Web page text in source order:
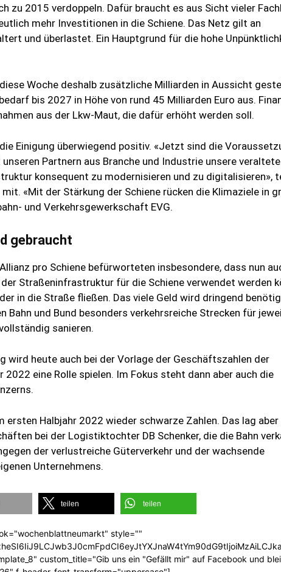
zu 2015 verdoppeln. Dafür braucht es aus Sicht vieler
mehr Investitionen in die Schiene. Das Netz gilt an
und überlastet. Ein Hauptgrund für die hohe
Woche deshalb zusätzliche Milliarden in Aussicht
bis 2027 in Höhe von rund 45 Milliarden Euro aus.
aus der Lkw-Maut, die dafür erhöht werden soll.
Einigung überwiegend positiv. «Jetzt sind die
Partnern aus Branche und Industrie unsere
konsequent zu modernisieren und zu digitalisieren»,
«Mit der Stärkung der Schiene rücken die Klimaziele in
und Verkehrsgewerkschaft EVG.
gebraucht
pro Schiene befürworteten insbesondere, dass nun
Straßeninfrastruktur für die Schiene verwendet werden
in die Straße fließen. Das viele Geld wird dringend
Bahn und Bund besonders verkehrsreiche Strecken für
sanieren.
wird heute auch bei der Vorlage der Geschäftszahlen der
2022 eine Rolle spielen. Im Fokus steht dann aber auch die
ersten Halbjahr 2022 wieder schwarze Zahlen. Das lag aber
bei der Logistiktochter DB Schenker, die die Bahn
der verlustreiche Güterverkehr und der wachsende
Unternehmens.
teilen teilen
style=""
custom_title="Gib uns ein "Gefällt mir" auf Facebook und